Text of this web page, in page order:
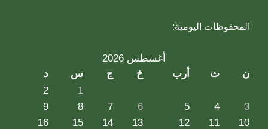
المحفوظات اليومية:
أغسطس 2026
ن
ث أرب خ ج س
د
1
2
3
4
5
6
7
8
9
10
11
12
13
14
15
16